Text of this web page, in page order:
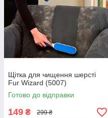
Щітка для чищення шерсті
Fur Wizard (5007)
Готово до відправки
149 ₴ 299 ₴